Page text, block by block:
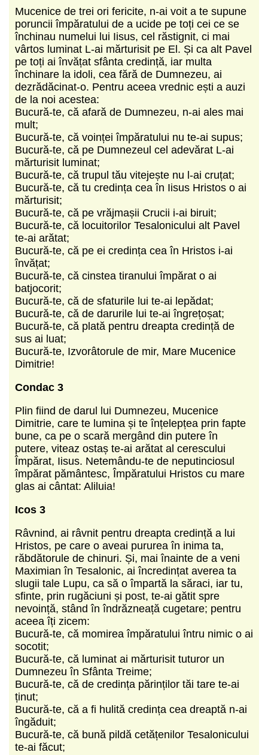
Mucenice de trei ori fericite, n-ai voit a te supune
poruncii împăratului de a ucide pe toți cei ce se
închinau numelui lui Iisus, cel răstignit, ci mai
vârtos luminat L-ai mărturisit pe El. Și ca alt Pavel
pe toți ai învățat sfânta credință, iar multa
închinare la idoli, cea fără de Dumnezeu, ai
dezrădăcinat-o. Pentru aceea vrednic ești a auzi
de la noi acestea:
Bucură-te, că afară de Dumnezeu, n-ai ales mai
mult;
Bucură-te, că voinței împăratului nu te-ai supus;
Bucură-te, că pe Dumnezeul cel adevărat L-ai
mărturisit luminat;
Bucură-te, că trupul tău vitejește nu l-ai cruțat;
Bucură-te, că tu credința cea în Iisus Hristos o ai
mărturisit;
Bucură-te, că pe vrăjmașii Crucii i-ai biruit;
Bucură-te, că locuitorilor Tesalonicului alt Pavel
te-ai arătat;
Bucură-te, că pe ei credința cea în Hristos i-ai
învățat;
Bucură-te, că cinstea tiranului împărat o ai
batjocorit;
Bucură-te, că de sfaturile lui te-ai lepădat;
Bucură-te, că de darurile lui te-ai îngrețoșat;
Bucură-te, că plată pentru dreapta credință de
sus ai luat;
Bucură-te, Izvorâtorule de mir, Mare Mucenice
Dimitrie!
Condac 3
Plin fiind de darul lui Dumnezeu, Mucenice
Dimitrie, care te lumina și te înțelepțea prin fapte
bune, ca pe o scară mergând din putere în
putere, viteaz ostaș te-ai arătat al cerescului
Împărat, Iisus. Netemându-te de neputinciosul
împărat pământesc, Împăratului Hristos cu mare
glas ai cântat: Aliluia!
Icos 3
Râvnind, ai râvnit pentru dreapta credință a lui
Hristos, pe care o aveai pururea în inima ta,
răbdătorule de chinuri. Și, mai înainte de a veni
Maximian în Tesalonic, ai încredințat averea ta
slugii tale Lupu, ca să o împartă la săraci, iar tu,
sfinte, prin rugăciuni și post, te-ai gătit spre
nevoință, stând în îndrăzneață cugetare; pentru
aceea îți zicem:
Bucură-te, că momirea împăratului întru nimic o ai
socotit;
Bucură-te, că luminat ai mărturisit tuturor un
Dumnezeu în Sfânta Treime;
Bucură-te, că de credința părinților tăi tare te-ai
ținut;
Bucură-te, că a fi hulită credința cea dreaptă n-ai
îngăduit;
Bucură-te, că bună pildă cetățenilor Tesalonicului
te-ai făcut;